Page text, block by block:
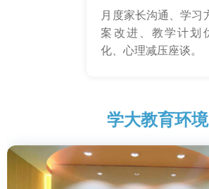
月度家长沟通、学习
案改进、教学计划
化、心理减压座谈。
学大教育环境